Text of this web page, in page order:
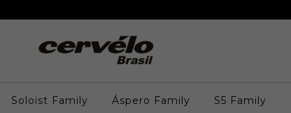
Soloist Family Áspero Family S5 Family